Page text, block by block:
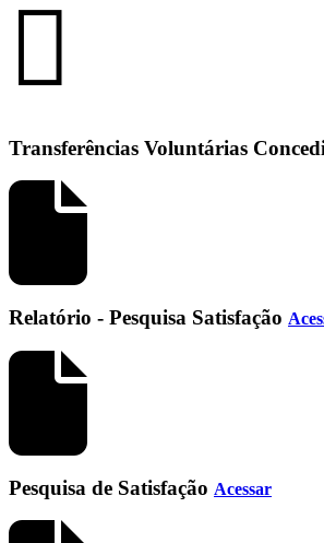
Transferências Voluntárias
Relatório - Pesquisa Satisfação
Pesquisa de Satisfação Acessar